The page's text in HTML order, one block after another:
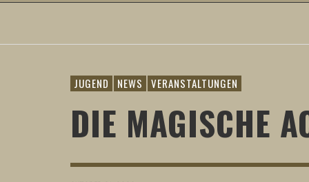
JUGEND NEWS VERANSTALTUNGEN
DIE MAGISCHE